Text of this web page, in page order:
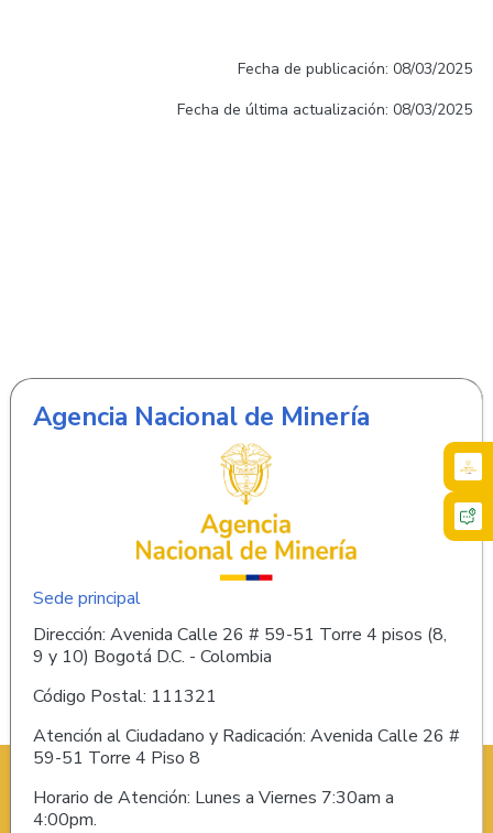
Fecha de publicación: 08/03/2025
Fecha de última actualización: 08/03/2025
Agencia Nacional de Minería
Sede principal
Dirección: Avenida Calle 26 # 59-51 Torre 4 pisos (8,
9 y 10) Bogotá D.C. - Colombia
Código Postal: 111321
Atención al Ciudadano y Radicación: Avenida Calle 26 #
59-51 Torre 4 Piso 8
Horario de Atención: Lunes a Viernes 7:30am a
4:00pm.